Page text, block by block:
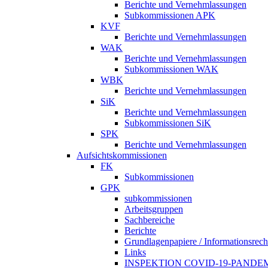
Berichte und Vernehmlassungen
Subkommissionen APK
KVF
Berichte und Vernehmlassungen
WAK
Berichte und Vernehmlassungen
Subkommissionen WAK
WBK
Berichte und Vernehmlassungen
SiK
Berichte und Vernehmlassungen
Subkommissionen SiK
SPK
Berichte und Vernehmlassungen
Aufsichtskommissionen
FK
Subkommissionen
GPK
subkommissionen
Arbeitsgruppen
Sachbereiche
Berichte
Grundlagenpapiere /
Links
INSPEKTION COVID-19-